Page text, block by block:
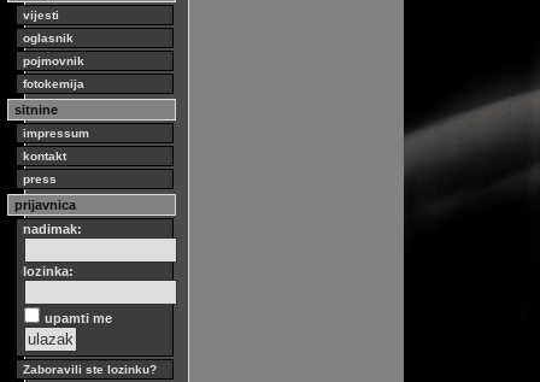
vijesti
oglasnik
pojmovnik
fotokemija
sitnine
impressum
kontakt
press
prijavnica
nadimak:
lozinka:
upamti me
Zaboravili ste lozinku?